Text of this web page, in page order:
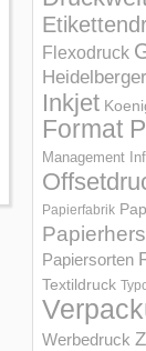
Flexodruck
Inkjet
Format
Management
Papierfabrik
Papiersorten
Textildruck
Werbedruck